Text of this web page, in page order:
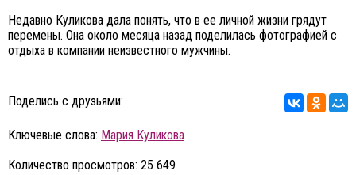
Недавно Куликова дала понять, что в ее личной жизни грядут
перемены. Она около месяца назад поделилась фотографией с
отдыха в компании неизвестного мужчины.
Поделись с друзьями:
Ключевые слова: Мария Куликова
Количество просмотров: 25 649